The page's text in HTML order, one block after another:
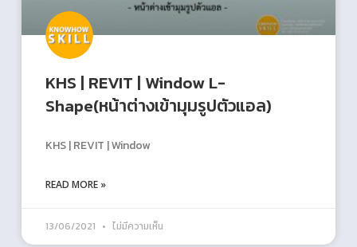
KHS | REVIT | Window L-
Shape(หน้าต่างเข้ามุมรูปตัวแอล)
KHS | REVIT | Window
READ MORE »
13/06/2021 ไม่มีความเห็น